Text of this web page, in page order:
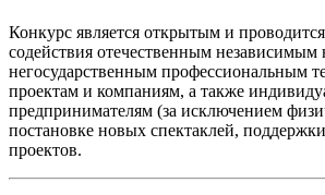
Конкурс является открытым и
содействия отечественным независимым
негосударственным профессиональным
проектам и компаниям, а также
предпринимателям (за исключением
постановке новых спектаклей,
проектов.